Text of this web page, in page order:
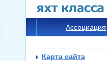
Ассоциация
Карта сайта